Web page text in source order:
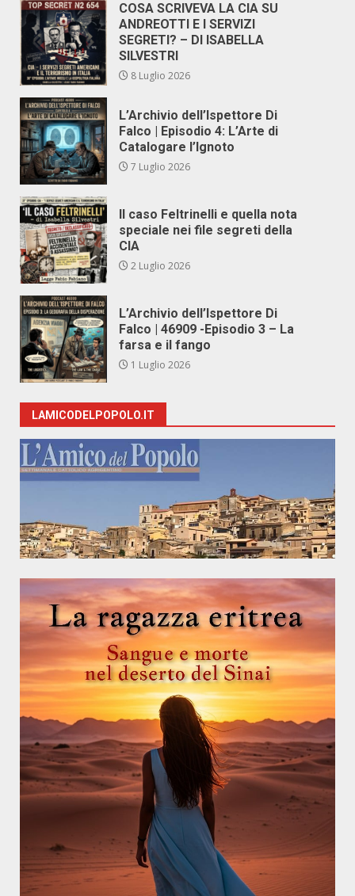
COSA SCRIVEVA LA CIA SU
ANDREOTTI E I SERVIZI
SEGRETI? – DI ISABELLA
SILVESTRI
8 Luglio 2026
L’Archivio dell’Ispettore Di
Falco | Episodio 4: L’Arte di
Catalogare l’Ignoto
7 Luglio 2026
Il caso Feltrinelli e quella nota
speciale nei file segreti della
CIA
2 Luglio 2026
L’Archivio dell’Ispettore Di
Falco | 46909 -Episodio 3 – La
farsa e il fango
1 Luglio 2026
LAMICODELPOPOLO.IT